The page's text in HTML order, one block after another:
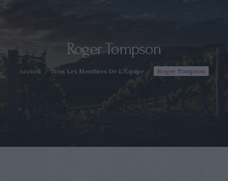
Roger Tompson
Accueil Tous Les Membres De L'Équipe Roger Tompson